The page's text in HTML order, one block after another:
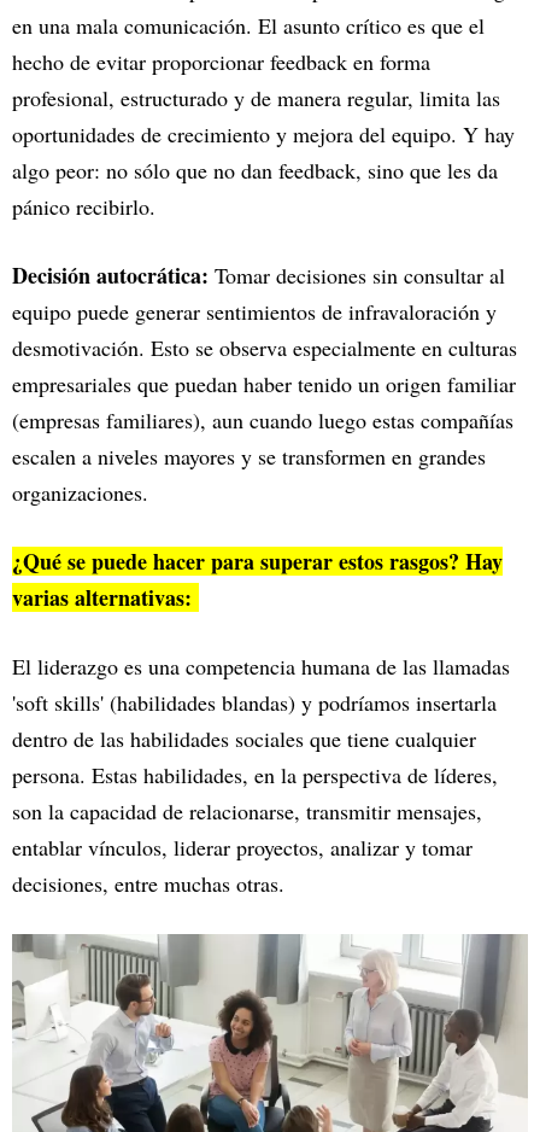
en una mala comunicación. El asunto crítico es que el
hecho de evitar proporcionar feedback en forma
profesional, estructurado y de manera regular, limita las
oportunidades de crecimiento y mejora del equipo. Y hay
algo peor: no sólo que no dan feedback, sino que les da
pánico recibirlo.
Decisión autocrática: Tomar decisiones sin consultar al
equipo puede generar sentimientos de infravaloración y
desmotivación. Esto se observa especialmente en culturas
empresariales que puedan haber tenido un origen familiar
(empresas familiares), aun cuando luego estas compañías
escalen a niveles mayores y se transformen en grandes
organizaciones.
¿Qué se puede hacer para superar estos rasgos? Hay
varias alternativas:
El liderazgo es una competencia humana de las llamadas
'soft skills' (habilidades blandas) y podríamos insertarla
dentro de las habilidades sociales que tiene cualquier
persona. Estas habilidades, en la perspectiva de líderes,
son la capacidad de relacionarse, transmitir mensajes,
entablar vínculos, liderar proyectos, analizar y tomar
decisiones, entre muchas otras.